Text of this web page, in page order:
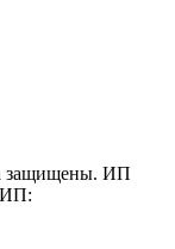
защищены. ИП